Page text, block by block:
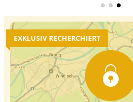
EXKLUSIV RECHERCHIERT